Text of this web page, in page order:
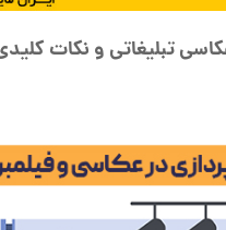
تبلیغاتی و نکات کلیدی